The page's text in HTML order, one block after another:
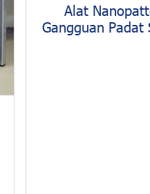
Alat
Gangguan Padat